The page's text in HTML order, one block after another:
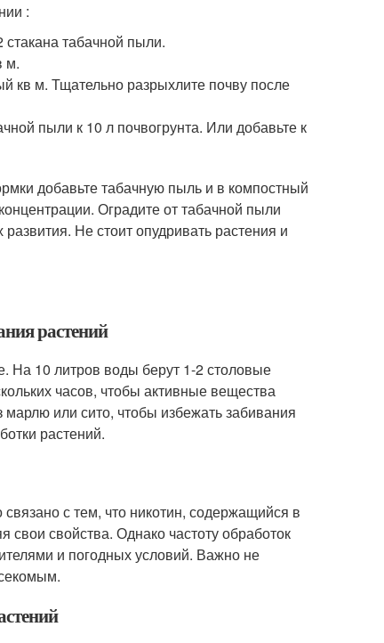
:
табачной пыли.
м.
кв м. Тщательно разрыхлите почву после
пыли к 10 л почвогрунта. Или добавьте к
добавьте табачную пыль и в компостный
Оградите от табачной пыли
Не стоит опудривать растения и
растений
На 10 литров воды берут 1-2 столовые
часов, чтобы активные вещества
или сито, чтобы избежать забивания
растений.
с тем, что никотин, содержащийся в
свои свойства. Однако частоту обработок
и погодных условий. Важно не